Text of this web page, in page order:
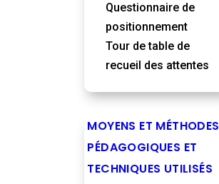
Questionnaire de
positionnement
Tour de table de
recueil des attentes
MOYENS ET MÉTHODES
PÉDAGOGIQUES ET
TECHNIQUES UTILISÉS